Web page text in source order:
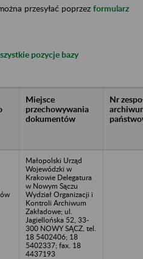
przesyłać poprzez formularz
pozycje bazy
Miejsce
przechowywania
dokumentów
Nr
Małopolski Urząd
Wojewódzki w
Krakowie Delegatura
w Nowym Sączu
Wydział Organizacji i
Kontroli Archiwum
Zakładowe; ul.
Jagiellońska 52, 33-
300 NOWY SĄCZ, tel.
18 5402406; 18
5402337; fax. 18
4437193